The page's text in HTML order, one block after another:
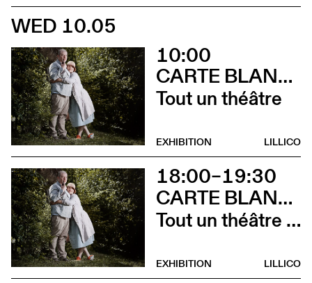
WED 10.05
10:00
CARTE BLANCHE À ALBERTINE & GERMANO ZULLO
Tout un théâtre
LILLICO
EXHIBITION
18:00–19:30
CARTE BLANCHE À ALBERTINE & GERMANO ZULLO
Tout un théâtre (Rencontre avec Albertine et Germano Zullo et soirée films d’animation. Tout public dès 10 ans)
LILLICO
EXHIBITION